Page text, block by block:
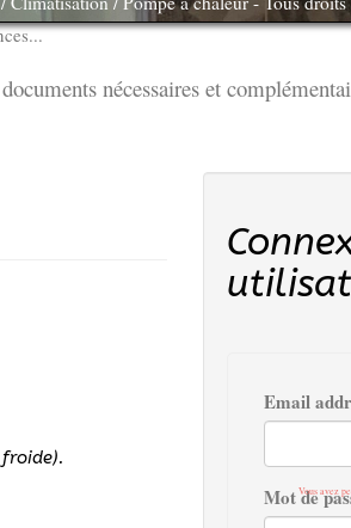
nécessaires et
Email
Mot deVous avez